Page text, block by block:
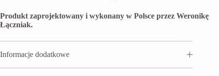
Produkt zaprojektowany i wykonany w Polsce przez Weronikę
Łączniak.
Informacje dodatkowe